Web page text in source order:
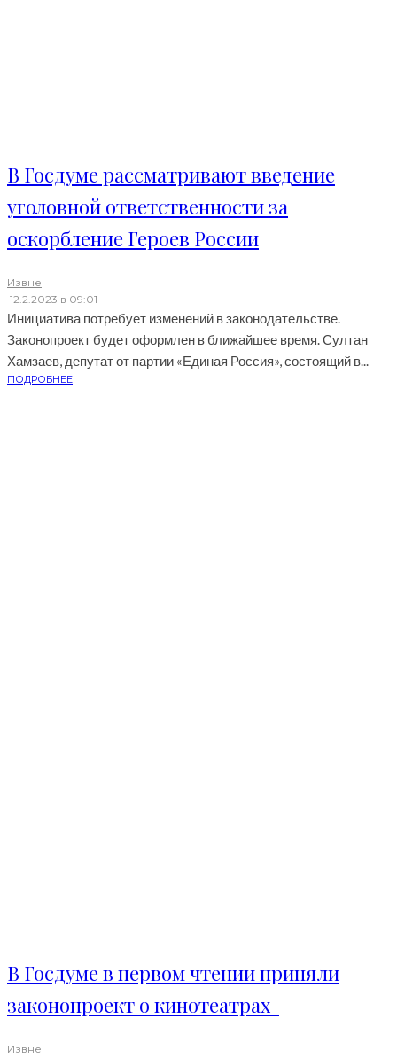
В Госдуме рассматривают введение
уголовной ответственности за
оскорбление Героев России
Извне
·12.2.2023 в 09:01
Инициатива потребует изменений в законодательстве.
Законопроект будет оформлен в ближайшее время. Султан
Хамзаев, депутат от партии «Единая Россия», состоящий в...
ПОДРОБНЕЕ
В Госдуме в первом чтении приняли
законопроект о кинотеатрах
Извне